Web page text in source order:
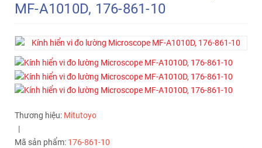
MF-A1010D, 176-861-10
Thương hiệu: Mitutoyo
|
Mã sản phẩm: 176-861-10